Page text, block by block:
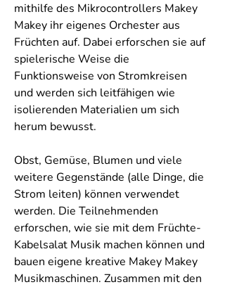
mithilfe des Mikrocontrollers Makey
Makey ihr eigenes Orchester aus
Früchten auf. Dabei erforschen sie auf
spielerische Weise die
Funktionsweise von Stromkreisen
und werden sich leitfähigen wie
isolierenden Materialien um sich
herum bewusst.
Obst, Gemüse, Blumen und viele
weitere Gegenstände (alle Dinge, die
Strom leiten) können verwendet
werden. Die Teilnehmenden
erforschen, wie sie mit dem Früchte-
Kabelsalat Musik machen können und
bauen eigene kreative Makey Makey
Musikmaschinen. Zusammen mit den